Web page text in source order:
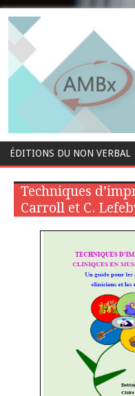
ÉDITIONS DU NON VERBAL
Techniques
Carroll et C.